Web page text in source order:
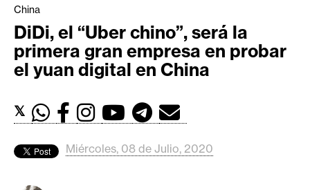
C
r
i
M
China
DiDi, el “Uber chino”, será la
primera gran empresa en probar
el yuan digital en China
𝕏
Miércoles, 08 de Julio, 2020